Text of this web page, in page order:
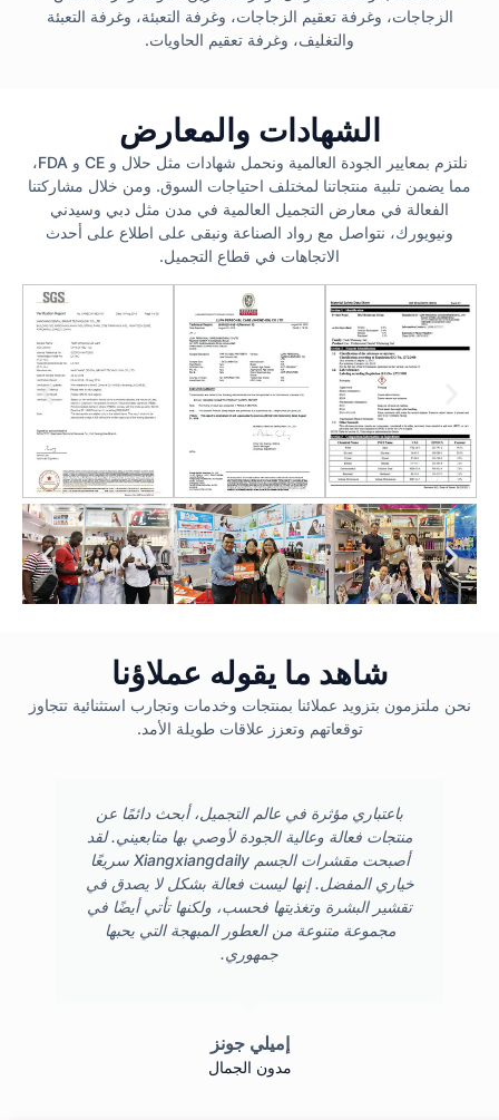
الزجاجات، وغرفة تعقيم الزجاجات، وغرفة التعبئة، وغرفة التعبئة
والتغليف، وغرفة تعقيم الحاويات.
الشهادات والمعارض
نلتزم بمعايير الجودة العالمية ونحمل شهادات مثل حلال و CE و FDA،
مما يضمن تلبية منتجاتنا لمختلف احتياجات السوق. ومن خلال مشاركتنا
الفعالة في معارض التجميل العالمية في مدن مثل دبي وسيدني
ونيويورك، نتواصل مع رواد الصناعة ونبقى على اطلاع على أحدث
الاتجاهات في قطاع التجميل.
شاهد ما يقوله عملاؤنا
نحن ملتزمون بتزويد عملائنا بمنتجات وخدمات وتجارب استثنائية تتجاوز
توقعاتهم وتعزز علاقات طويلة الأمد.
باعتباري مؤثرة في عالم التجميل، أبحث دائمًا عن
منتجات فعالة وعالية الجودة لأوصي بها متابعيني. لقد
أصبحت مقشرات الجسم Xiangxiangdaily سريعًا
خياري المفضل. إنها ليست فعالة بشكل لا يصدق في
تقشير البشرة وتغذيتها فحسب، ولكنها تأتي أيضًا في
مجموعة متنوعة من العطور المبهجة التي يحبها
جمهوري.
إميلي جونز
مدون الجمال